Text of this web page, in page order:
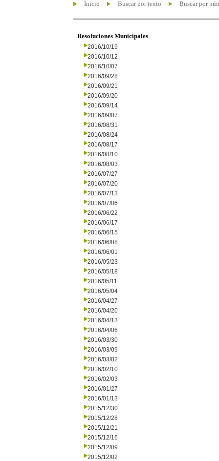
Inicio Buscar por texto Buscar por
Resoluciones Municipales
2016/10/19
2016/10/12
2016/10/07
2016/09/28
2016/09/21
2016/09/20
2016/09/14
2016/09/07
2016/08/31
2016/08/24
2016/08/17
2016/08/10
2016/08/03
2016/07/27
2016/07/20
2016/07/13
2016/07/06
2016/06/22
2016/06/17
2016/06/15
2016/06/08
2016/06/01
2016/05/23
2016/05/18
2016/05/11
2016/05/04
2016/04/27
2016/04/20
2016/04/13
2016/04/06
2016/03/30
2016/03/09
2016/03/02
2016/02/10
2016/02/03
2016/01/27
2016/01/13
2015/12/30
2015/12/28
2015/12/21
2015/12/16
2015/12/09
2015/12/02